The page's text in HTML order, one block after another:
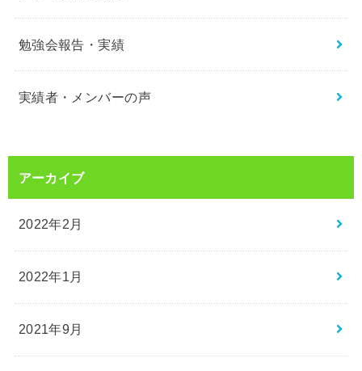
勉強会報告・実績
実績者・メンバーの声
アーカイブ
2022年2月
2022年1月
2021年9月